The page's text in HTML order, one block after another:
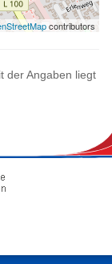
contributors
der Angaben liegt